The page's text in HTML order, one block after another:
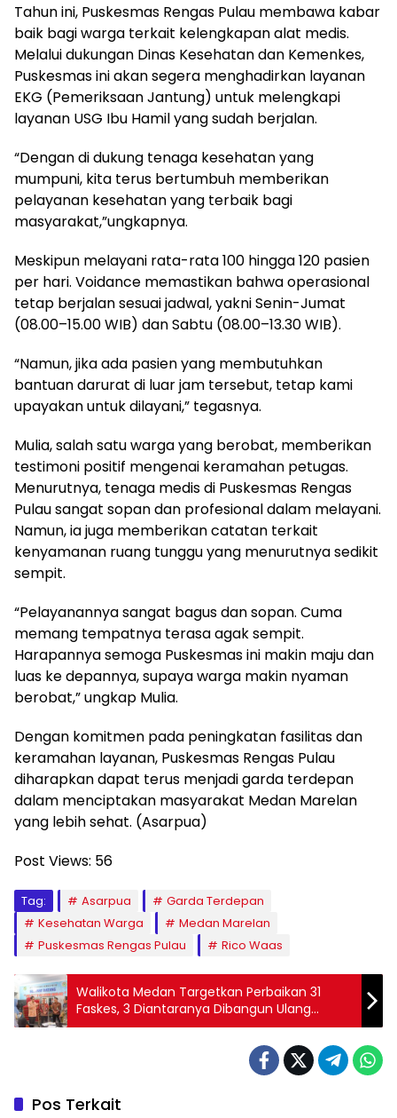
​Tahun ini, Puskesmas Rengas Pulau membawa kabar
baik bagi warga terkait kelengkapan alat medis.
Melalui dukungan Dinas Kesehatan dan Kemenkes,
Puskesmas ini akan segera menghadirkan layanan
EKG (Pemeriksaan Jantung) untuk melengkapi
layanan USG Ibu Hamil yang sudah berjalan.
“Dengan di dukung tenaga kesehatan yang
mumpuni, kita terus bertumbuh memberikan
pelayanan kesehatan yang terbaik bagi
masyarakat,”ungkapnya.
​Meskipun melayani rata-rata 100 hingga 120 pasien
per hari. Voidance memastikan bahwa operasional
tetap berjalan sesuai jadwal, yakni Senin-Jumat
(08.00–15.00 WIB) dan Sabtu (08.00–13.30 WIB).
“Namun, jika ada pasien yang membutuhkan
bantuan darurat di luar jam tersebut, tetap kami
upayakan untuk dilayani,” tegasnya.
​Mulia, salah satu warga yang berobat, memberikan
testimoni positif mengenai keramahan petugas.
Menurutnya, tenaga medis di Puskesmas Rengas
Pulau sangat sopan dan profesional dalam melayani.
Namun, ia juga memberikan catatan terkait
kenyamanan ruang tunggu yang menurutnya sedikit
sempit.
“Pelayanannya sangat bagus dan sopan. Cuma
memang tempatnya terasa agak sempit.
Harapannya semoga Puskesmas ini makin maju dan
luas ke depannya, supaya warga makin nyaman
berobat,” ungkap Mulia.
​Dengan komitmen pada peningkatan fasilitas dan
keramahan layanan, Puskesmas Rengas Pulau
diharapkan dapat terus menjadi garda terdepan
dalam menciptakan masyarakat Medan Marelan
yang lebih sehat. (Asarpua)
Post Views: 56
Tag: Asarpua
Garda Terdepan
Kesehatan Warga
Medan Marelan
Puskesmas Rengas Pulau
Rico Waas
Walikota Medan Targetkan Perbaikan 31
Faskes, 3 Diantaranya Dibangun Ulang
Waktu
Pos Terkait